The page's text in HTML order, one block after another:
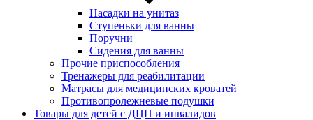
Насадки на унитаз
Ступеньки для ванны
Поручни
Сидения для ванны
Прочие приспособления
Тренажеры для реабилитации
Матрасы для медицинских кроватей
Противопролежневые подушки
Товары для детей с ДЦП и инвалидов